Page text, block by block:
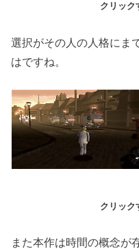
クリック
選択がその人の人格にま
はですね。
クリック
また本作は時間の概念が